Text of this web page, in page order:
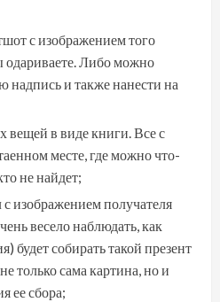
с изображением того
одариваете. Либо можно
надпись и также нанести на
вещей в виде книги. Все с
месте, где можно что-
не найдет;
изображением получателя
весело наблюдать, как
будет собирать такой презент
только сама картина, но и
ее сбора;